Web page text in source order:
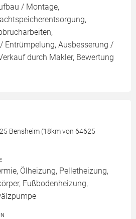
/ Montage,
Entrümpelung, Ausbesserung /
durch Makler, Bewertung
Bensheim (18km von 64625
Ölheizung, Pelletheizung,
Fußbodenheizung,